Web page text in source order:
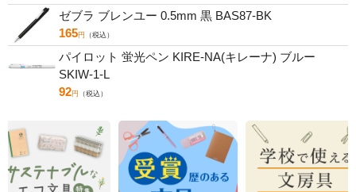
ゼブラ ブレンユー 0.5mm 黒 BAS87-BK
165円 （税込）
パイロット 蛍光ペン KIRE-NA(キレーナ) ブルー
SKIW-1-L
92円 （税込）